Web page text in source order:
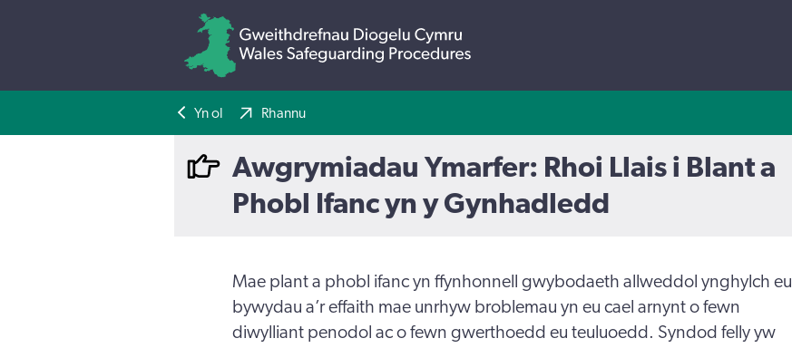
Yn ol Rhannu
Awgrymiadau Ymarfer: Rhoi Llais i Blant a
Phobl Ifanc yn y Gynhadledd
Mae plant a phobl ifanc yn ffynhonnell gwybodaeth allweddol ynghylch eu
bywydau a’r effaith mae unrhyw broblemau yn eu cael arnynt o fewn
diwylliant penodol ac o fewn gwerthoedd eu teuluoedd. Syndod felly yw